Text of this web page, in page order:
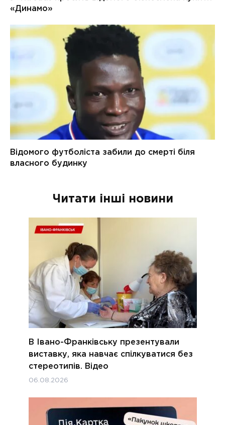
Читати інші новини
В Івано-Франківську презентували
виставку, яка навчає спілкуватися без
стереотипів. Відео
06.08.2026